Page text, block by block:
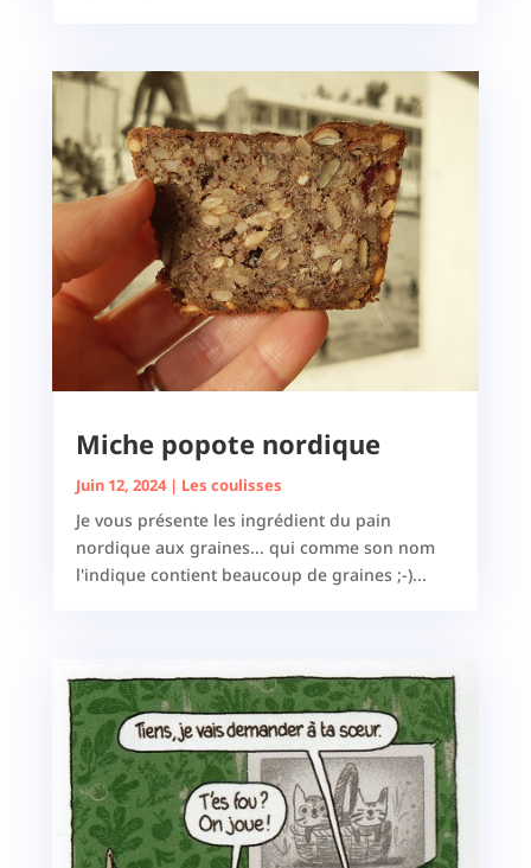
Miche popote nordique
Juin 12, 2024| Les coulisses
Je vous présente les ingrédient du pain
nordique aux graines... qui comme son nom
l'indique contient beaucoup de graines ;-)...